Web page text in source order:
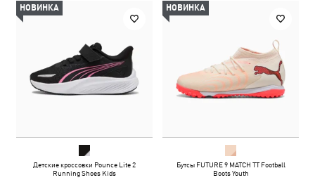
НОВИНКА
Детские кроссовки Pounce Lite 2
Running Shoes Kids
НОВИНКА
Бутсы FUTURE 9 MATCH TT Football
Boots Youth